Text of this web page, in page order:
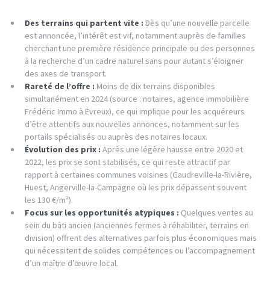
Des terrains qui partent vite : Dès qu’une nouvelle parcelle
est annoncée, l’intérêt est vif, notamment auprès de familles
cherchant une première résidence principale ou des personnes
à la recherche d’un cadre naturel sans pour autant s’éloigner
des axes de transport.
Rareté de l’offre : Moins de dix terrains disponibles
simultanément en 2024 (source : notaires, agence immobilière
Frédéric Immo à Évreux), ce qui implique pour les acquéreurs
d’être attentifs aux nouvelles annonces, notamment sur les
portails spécialisés ou auprès des notaires locaux.
Évolution des prix : Après une légère hausse entre 2020 et
2022, les prix se sont stabilisés, ce qui reste attractif par
rapport à certaines communes voisines (Gaudreville-la-Rivière,
Huest, Angerville-la-Campagne où les prix dépassent souvent
les 130 €/m²).
Focus sur les opportunités atypiques : Quelques ventes au
sein du bâti ancien (anciennes fermes à réhabiliter, terrains en
division) offrent des alternatives parfois plus économiques mais
qui nécessitent de solides compétences ou l’accompagnement
d’un maître d’œuvre local.